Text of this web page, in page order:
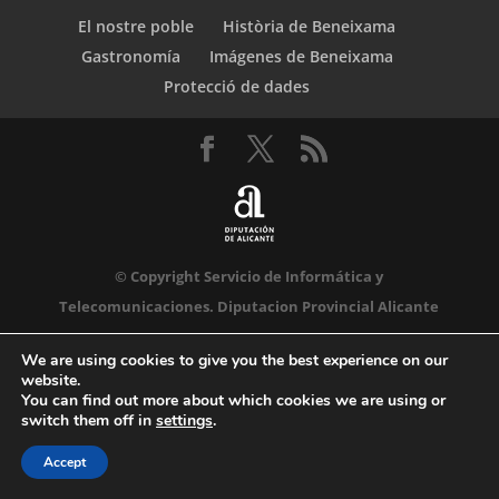
El nostre poble
Història de Beneixama
Gastronomía
Imágenes de Beneixama
Protecció de dades
© Copyright Servicio de Informática y
Telecomunicaciones. Diputacion Provincial Alicante
We are using cookies to give you the best experience on our
website.
You can find out more about which cookies we are using or
switch them off in settings.
Accept